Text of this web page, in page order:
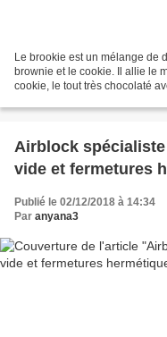
Le brookie est un mélange de
brownie et le cookie. Il allie le
cookie, le tout très chocolaté
Airblock
vide et fermetures
Publié le 02/12/2018 à 14:34
Par anyana3